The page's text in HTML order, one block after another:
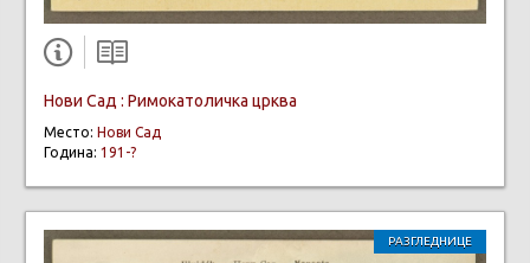
Нови Сад : Римокатоличка црква
Место: Нови Сад
Година: 191-?
РАЗГЛЕДНИЦЕ